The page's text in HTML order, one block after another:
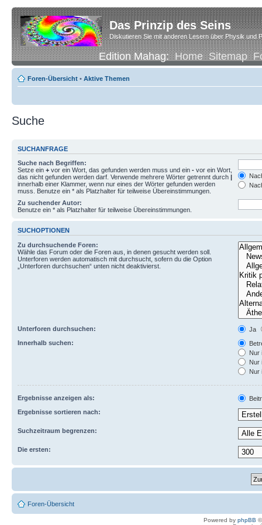
Das Prinzip des Seins
Diskutieren Sie mit anderen Lesern über Physik und
Edition Mahag:Home Sitemap
Foren-Übersicht • Aktive Themen
Suche
SUCHANFRAGE
Suche nach Begriffen:
Setze ein + vor ein Wort, das gefunden werden muss und ein - vor ein Wort,
das nicht gefunden werden darf. Verwende mehrere Wörter getrennt durch |
innerhalb einer Klammer, wenn nur eines der Wörter gefunden werden
muss. Benutze ein * als Platzhalter für teilweise Übereinstimmungen.
Zu suchender Autor:
Benutze ein * als Platzhalter für teilweise Übereinstimmungen.
SUCHOPTIONEN
Zu durchsuchende Foren:
Wähle das Forum oder die Foren aus, in denen gesucht werden soll.
Unterforen werden automatisch mit durchsucht, sofern du die Option
„Unterforen durchsuchen“ unten nicht deaktivierst.
Unterforen durchsuchen:
Ja
Innerhalb suchen:
Nur
Nur
Nur
Ergebnisse anzeigen als:
Ergebnisse sortieren nach:
Suchzeitraum begrenzen:
Die ersten:
Foren-Übersicht
Powered by phpBB